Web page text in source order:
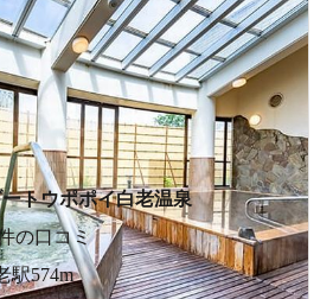
トウポポイ白老温泉
の口コミ
駅574m